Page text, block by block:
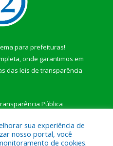
para prefeituras!
onde garantimos em
das leis de transparência
Pública
sua experiência de
nosso portal, você
de cookies.